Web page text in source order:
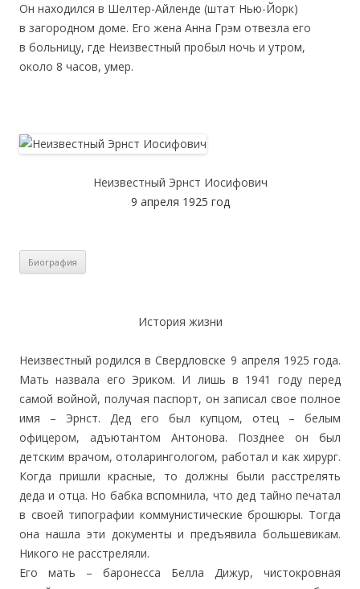
Он находился в Шелтер-Айленде (штат Нью-Йорк)
в загородном доме. Его жена Анна Грэм отвезла его
в больницу, где Неизвестный пробыл ночь и утром,
около 8 часов, умер.
Неизвестный Эрнст Иосифович
9 апреля 1925 год
История жизни
Неизвестный родился в Свердловске 9 апреля 1925 года.
Мать назвала его Эриком. И лишь в 1941 году перед
самой войной, получая паспорт, он записал свое полное
имя – Эрнст. Дед его был купцом, отец – белым
офицером, адъютантом Антонова. Позднее он был
детским врачом, отоларингологом, работал и как хирург.
Когда пришли красные, то должны были расстрелять
деда и отца. Но бабка вспомнила, что дед тайно печатал
в своей типографии коммунистические брошюры. Тогда
она нашла эти документы и предъявила большевикам.
Никого не расстреляли.
Его мать – баронесса Белла Дижур, чистокровная